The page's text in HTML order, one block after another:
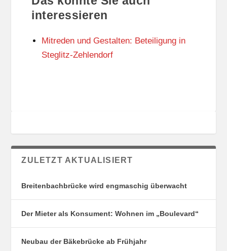
T
U
N
S
O
O
R
N
interessieren
Mitreden und Gestalten: Beteiligung in
Steglitz-Zehlendorf
ZULETZT AKTUALISIERT
Breitenbachbrücke wird engmaschig überwacht
Der Mieter als Konsument: Wohnen im „Boulevard“
Neubau der Bäkebrücke ab Frühjahr